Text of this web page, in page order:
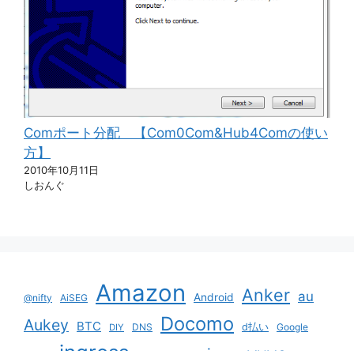
Comポート分配 【Com0Com&Hub4Comの使い
方】
2010年10月11日
しおんぐ
@nifty AiSEG Amazon Android Anker au
Aukey BTC DIY DNS Docomo d払い Google